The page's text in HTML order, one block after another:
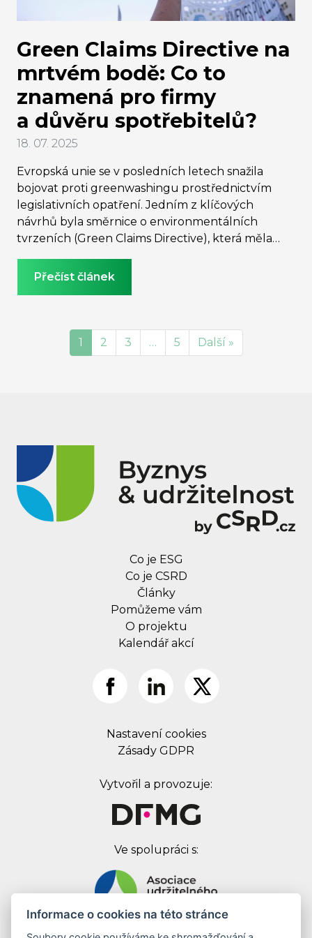
Green Claims Directive na
mrtvém bodě: Co to
znamená pro firmy
a důvěru spotřebitelů?
18. 07. 2025
Evropská unie se v posledních letech snažila
bojovat proti greenwashingu prostřednictvím
legislativních opatření. Jedním z klíčových
návrhů byla směrnice o environmentálních
tvrzeních (Green Claims Directive), která měla
podložena vědeckými důkazy a nezávislým
regulace greenwashingu v Evropě.
Přečíst článek
1 2 3 … 5 Další »
Co je ESG
Co je CSRD
Články
Pomůžeme vám
O projektu
Kalendář akcí
Nastavení cookies
Zásady GDPR
Vytvořil a provozuje:
Ve spolupráci s:
Informace o cookies na této stránce